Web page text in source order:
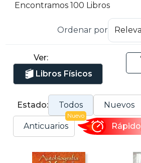
Encontramos 100 Libros
Ordenar por
Ver:
Libros Físicos
Estado: Todos Nuevos
Anticuarios
Nuevo
Rápido